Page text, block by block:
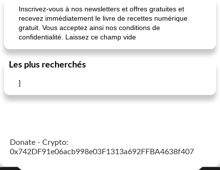
pois chiches rôtis aux épices amandes au cheddar rôti
Inscrivez-vous à nos newsletters et offres gratuites et
recevez immédiatement le livre de recettes numérique
gratuit. Vous acceptez ainsi nos conditions de
confidentialité. Laissez ce champ vide
Les plus recherchés
]
Donate - Crypto:
0x742DF91e06acb998e03F1313a692FFBA4638f407